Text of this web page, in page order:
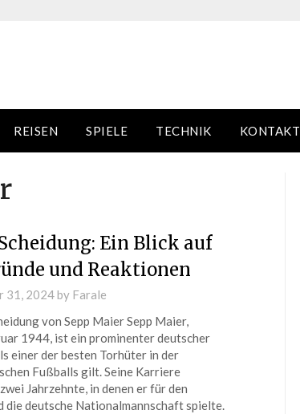
REISEN SPIELE TECHNIK KONTAKT
Ein Blick auf
und Reaktionen
31, 2024by Farale
von Sepp Maier Sepp Maier,
1944, ist ein prominenter deutscher
einer der besten Torhüter in der
Fußballs gilt. Seine Karriere
Jahrzehnte, in denen er für den
die deutsche Nationalmannschaft spielte.